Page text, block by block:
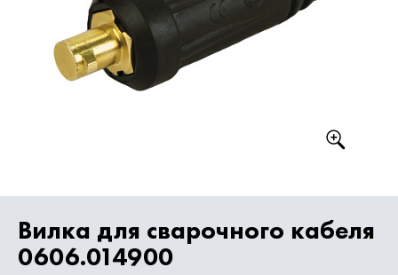
Вилка для сварочного кабеля
0606.014900